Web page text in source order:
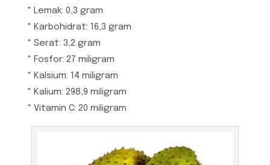
* Lemak: 0,3 gram
* Karbohidrat: 16,3 gram
* Serat: 3,2 gram
* Fosfor: 27 miligram
* Kalsium: 14 miligram
* Kalium: 298,9 miligram
* Vitamin C: 20 miligram